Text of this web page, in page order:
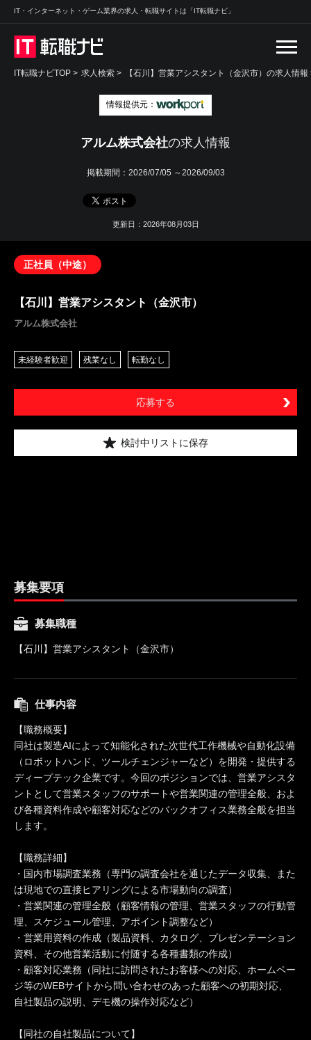
IT・インターネット・ゲーム業界の求人・転職サイトは「IT転職ナビ」
IT転職ナビTOP > 求人検索 > 【石川】営業アシスタント（金沢市）の求人情報
情報提供元：
アルム株式会社の求人情報
掲載期間： 2026/07/05 ～2026/09/03
更新日：2026年08月03日
正社員（中途）
【石川】営業アシスタント（金沢市）
アルム株式会社
未経験者歓迎 残業なし 転勤なし
応募する
検討中リストに保存
募集要項
募集職種
【石川】営業アシスタント（金沢市）
仕事内容
【職務概要】
同社は製造AIによって知能化された次世代工作機械や自動化設備
（ロボットハンド、ツールチェンジャーなど）を開発・提供する
ディープテック企業です。今回のポジションでは、営業アシスタ
ントとして営業スタッフのサポートや営業関連の管理全般、およ
び各種資料作成や顧客対応などのバックオフィス業務全般を担当
します。
【職務詳細】
・国内市場調査業務（専門の調査会社を通じたデータ収集、また
は現地での直接ヒアリングによる市場動向の調査）
・営業関連の管理全般（顧客情報の管理、営業スタッフの行動管
理、スケジュール管理、アポイント調整など）
・営業用資料の作成（製品資料、カタログ、プレゼンテーション
資料、その他営業活動に付随する各種書類の作成）
・顧客対応業務（同社に訪問されたお客様への対応、ホームペー
ジ等のWEBサイトから問い合わせのあった顧客への初期対応、
自社製品の説明、デモ機の操作対応など）
【同社の自社製品について】